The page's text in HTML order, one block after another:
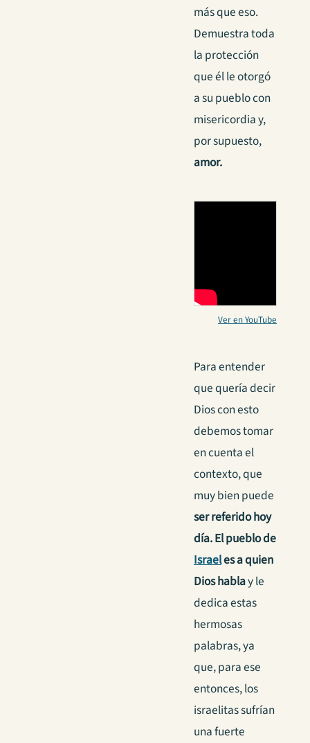
más que eso.
Demuestra toda
la protección
que él le otorgó
a su pueblo con
misericordia y,
por supuesto,
amor.
Ver en YouTube
Para entender
que quería decir
Dios con esto
debemos tomar
en cuenta el
contexto, que
muy bien puede
ser referido hoy
día.El pueblo de
Israeles a quien
Dios hablay le
dedica estas
hermosas
palabras, ya
que, para ese
entonces, los
israelitas sufrían
una fuerte